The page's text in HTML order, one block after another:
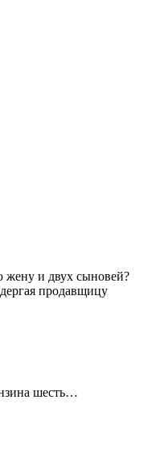
и двух сыновей?
продавщицу
шесть…